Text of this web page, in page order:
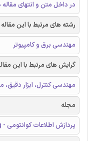
در داخل متن و انتهای
رشته های مرتبط با این مقاله
مهندسی برق و کامپیوتر
گرایش های مرتبط با این
مهندسی کنترل، ابزار
مجله
پردازش اطلاعات کوانتومی - Quantum Information Processing